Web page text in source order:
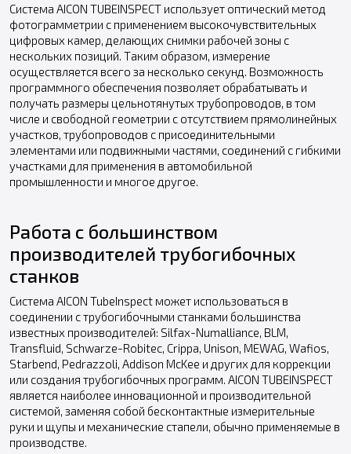
Система AICON TUBEINSPECT использует оптический метод
фотограмметрии с применением высокочувствительных
цифровых камер, делающих снимки рабочей зоны с
нескольких позиций. Таким образом, измерение
осуществляется всего за несколько секунд. Возможность
программного обеспечения позволяет обрабатывать и
получать размеры цельнотянутых трубопроводов, в том
числе и свободной геометрии с отсутствием прямолинейных
участков, трубопроводов с присоединительными
элементами или подвижными частями, соединений с гибкими
участками для применения в автомобильной
промышленности и многое другое.
Работа с большинством
производителей трубогибочных
станков
Система AICON TubeInspect может использоваться в
соединении с трубогибочными станками большинства
известных производителей: Silfax-Numalliance, BLM,
Transfluid, Schwarze-Robitec, Crippa, Unison, MEWAG, Wafios,
Starbend, Pedrazzoli, Addison McKee и других для коррекции
или создания трубогибочных программ. AICON TUBEINSPECT
является наиболее инновационной и производительной
системой, заменяя собой бесконтактные измерительные
руки и щупы и механические стапели, обычно применяемые в
производстве.